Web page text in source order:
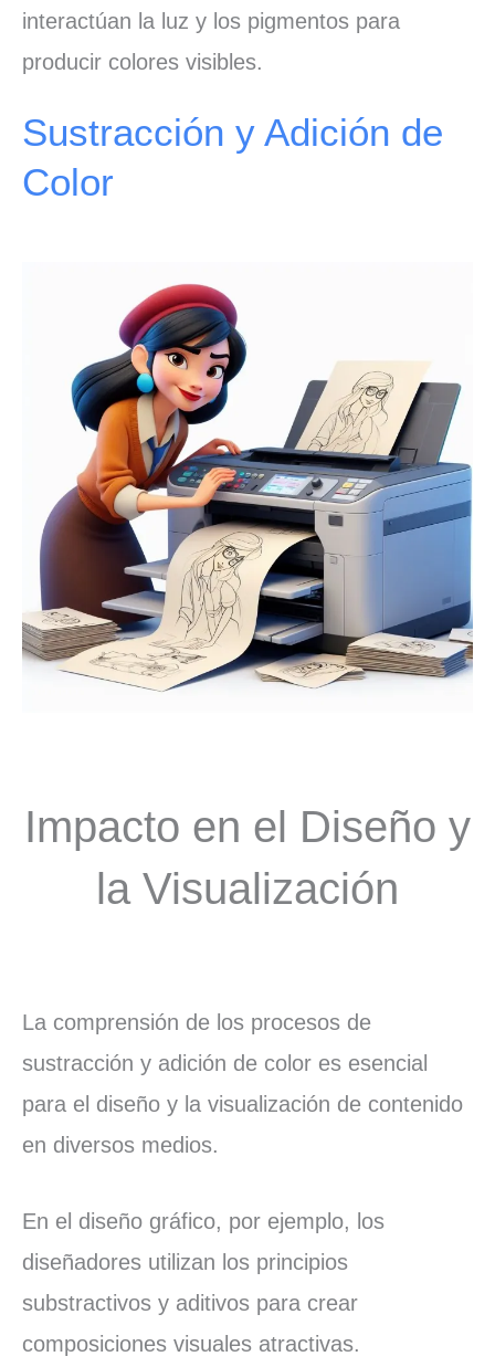
interactúan la luz y los pigmentos para
producir colores visibles.
Sustracción y Adición de
Color
Impacto en el Diseño y
la Visualización
La comprensión de los procesos de
sustracción y adición de color es esencial
para el diseño y la visualización de contenido
en diversos medios.
En el diseño gráfico, por ejemplo, los
diseñadores utilizan los principios
substractivos y aditivos para crear
composiciones visuales atractivas.